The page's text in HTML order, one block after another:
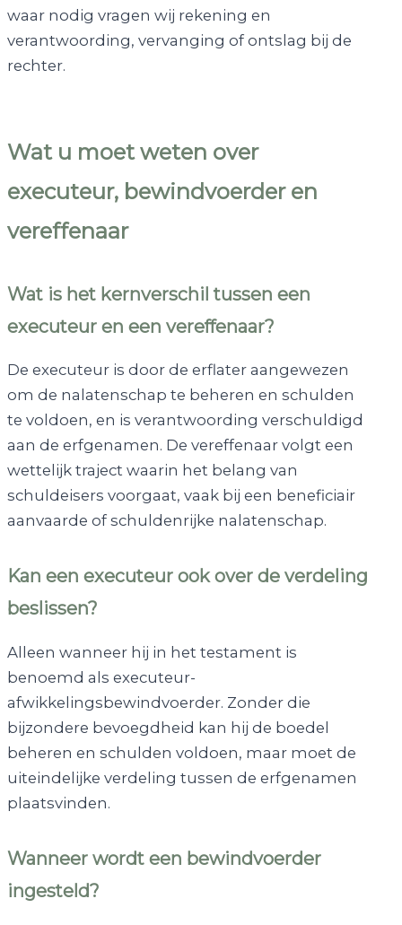
waar nodig vragen wij rekening en
verantwoording, vervanging of ontslag bij de
rechter.
Wat u moet weten over
executeur, bewindvoerder en
vereffenaar
Wat is het kernverschil tussen een
executeur en een vereffenaar?
De executeur is door de erflater aangewezen
om de nalatenschap te beheren en schulden
te voldoen, en is verantwoording verschuldigd
aan de erfgenamen. De vereffenaar volgt een
wettelijk traject waarin het belang van
schuldeisers voorgaat, vaak bij een beneficiair
aanvaarde of schuldenrijke nalatenschap.
Kan een executeur ook over de verdeling
beslissen?
Alleen wanneer hij in het testament is
benoemd als executeur-
afwikkelingsbewindvoerder. Zonder die
bijzondere bevoegdheid kan hij de boedel
beheren en schulden voldoen, maar moet de
uiteindelijke verdeling tussen de erfgenamen
plaatsvinden.
Wanneer wordt een bewindvoerder
ingesteld?